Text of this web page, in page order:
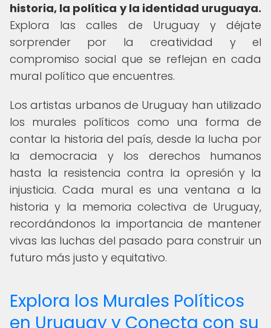
historia, la política y la identidad uruguaya.
Explora las calles de Uruguay y déjate
sorprender por la creatividad y el
compromiso social que se reflejan en cada
mural político que encuentres.
Los artistas urbanos de Uruguay han utilizado
los murales políticos como una forma de
contar la historia del país, desde la lucha por
la democracia y los derechos humanos
hasta la resistencia contra la opresión y la
injusticia. Cada mural es una ventana a la
historia y la memoria colectiva de Uruguay,
recordándonos la importancia de mantener
vivas las luchas del pasado para construir un
futuro más justo y equitativo.
Explora los Murales Políticos
en Uruguay y Conecta con su